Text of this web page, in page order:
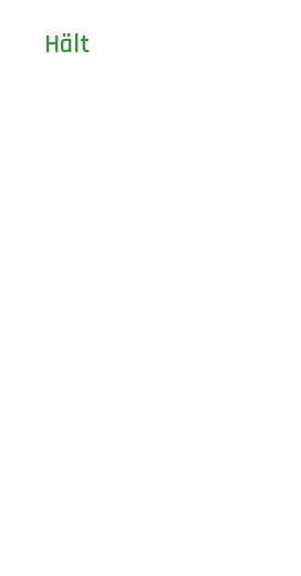
Hält